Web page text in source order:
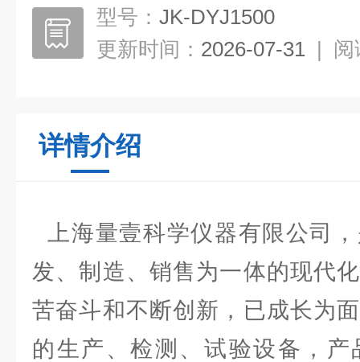
型号： JK-DYJ1500
更新时间： 2026-07-31 | 阅
详情介绍
上海量壹科学仪器有限公司
发、制造、销售为一体的现代
苦奋斗和不断创新，已成长为
的生产、检测、试验设备，